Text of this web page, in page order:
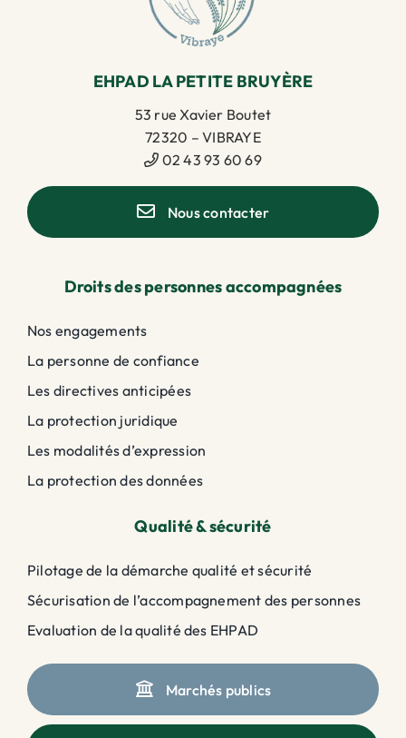
EHPAD LA PETITE BRUYÈRE
53 rue Xavier Boutet
72320 – VIBRAYE
02 43 93 60 69
Nous contacter
Droits des personnes accompagnées
Nos engagements
La personne de confiance
Les directives anticipées
La protection juridique
Les modalités d’expression
La protection des données
Qualité & sécurité
Pilotage de la démarche qualité et sécurité
Sécurisation de l’accompagnement des personnes
Evaluation de la qualité des EHPAD
Marchés publics